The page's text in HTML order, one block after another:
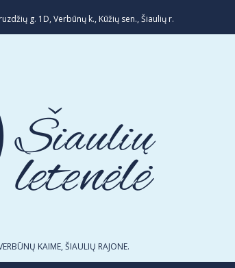
g. 1D, Verbūnų k., Kūžių sen., Šiaulių r.
KAIME, ŠIAULIŲ RAJONE.